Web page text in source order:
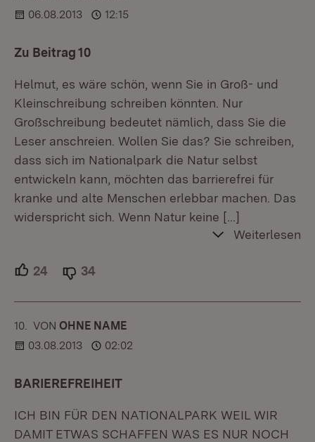
06.08.2013
12:15
Zu Beitrag 10
Helmut, es wäre schön, wenn Sie in Groß- und
Kleinschreibung schreiben könnten. Nur
Großschreibung bedeutet nämlich, dass Sie die
Leser anschreien. Wollen Sie das? Sie schreiben,
dass sich im Nationalpark die Natur selbst
entwickeln kann, möchten das barrierefrei für
kranke und alte Menschen erlebbar machen. Das
widerspricht sich. Wenn Natur keine […]
Weiterlesen
24 Unterstützer.
34
10. KOMMENTAR
VON :OHNE NAME
03.08.2013
02:02
BARIEREFREIHEIT
ICH BIN FÜR DEN NATIONALPARK WEIL WIR
DAMIT ETWAS SCHAFFEN WAS ES NUR NOCH